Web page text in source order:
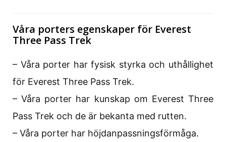
Våra porters egenskaper för Everest
Three Pass Trek
– Våra porter har fysisk styrka och uthållighet
för Everest Three Pass Trek.
– Våra porter har kunskap om Everest Three
Pass Trek och de är bekanta med rutten.
– Våra porter har höjdanpassningsförmåga.